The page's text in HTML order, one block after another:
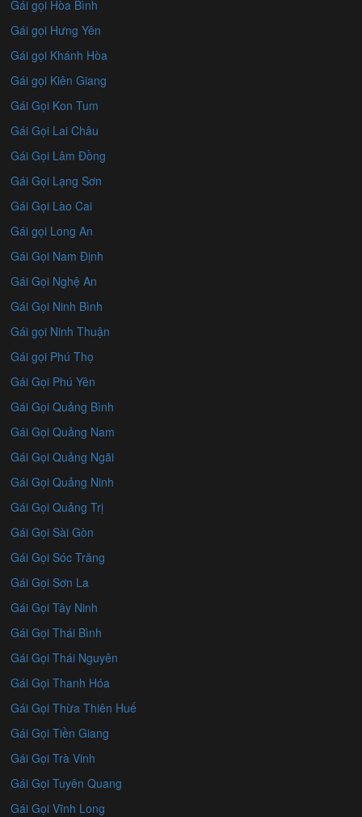
Gái gọi Hòa Bình
Gái gọi Hưng Yên
Gái gọi Khánh Hòa
Gái gọi Kiên Giang
Gái Gọi Kon Tum
Gái Gọi Lai Châu
Gái Gọi Lâm Đồng
Gái Gọi Lạng Sơn
Gái Gọi Lào Cai
Gái gọi Long An
Gái Gọi Nam Định
Gái Gọi Nghệ An
Gái Gọi Ninh Bình
Gái gọi Ninh Thuận
Gái gọi Phú Thọ
Gái Gọi Phú Yên
Gái Gọi Quảng Bình
Gái Gọi Quảng Nam
Gái Gọi Quảng Ngãi
Gái Gọi Quảng Ninh
Gái Gọi Quảng Trị
Gái Gọi Sài Gòn
Gái Gọi Sóc Trăng
Gái Gọi Sơn La
Gái Gọi Tây Ninh
Gái Gọi Thái Bình
Gái Gọi Thái Nguyên
Gái Gọi Thanh Hóa
Gái Gọi Thừa Thiên Huế
Gái Gọi Tiền Giang
Gái Gọi Trà Vinh
Gái Gọi Tuyên Quang
Gái Gọi Vĩnh Long